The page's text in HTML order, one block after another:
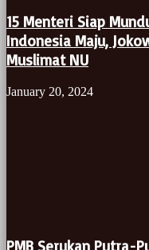
15 Menteri Siap
Indonesia Maju,
Muslimat NU
January 20, 2024